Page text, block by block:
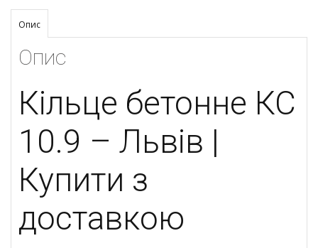
Опис
Опис
Кільце бетонне КС
10.9 – Львів |
Купити з
доставкою